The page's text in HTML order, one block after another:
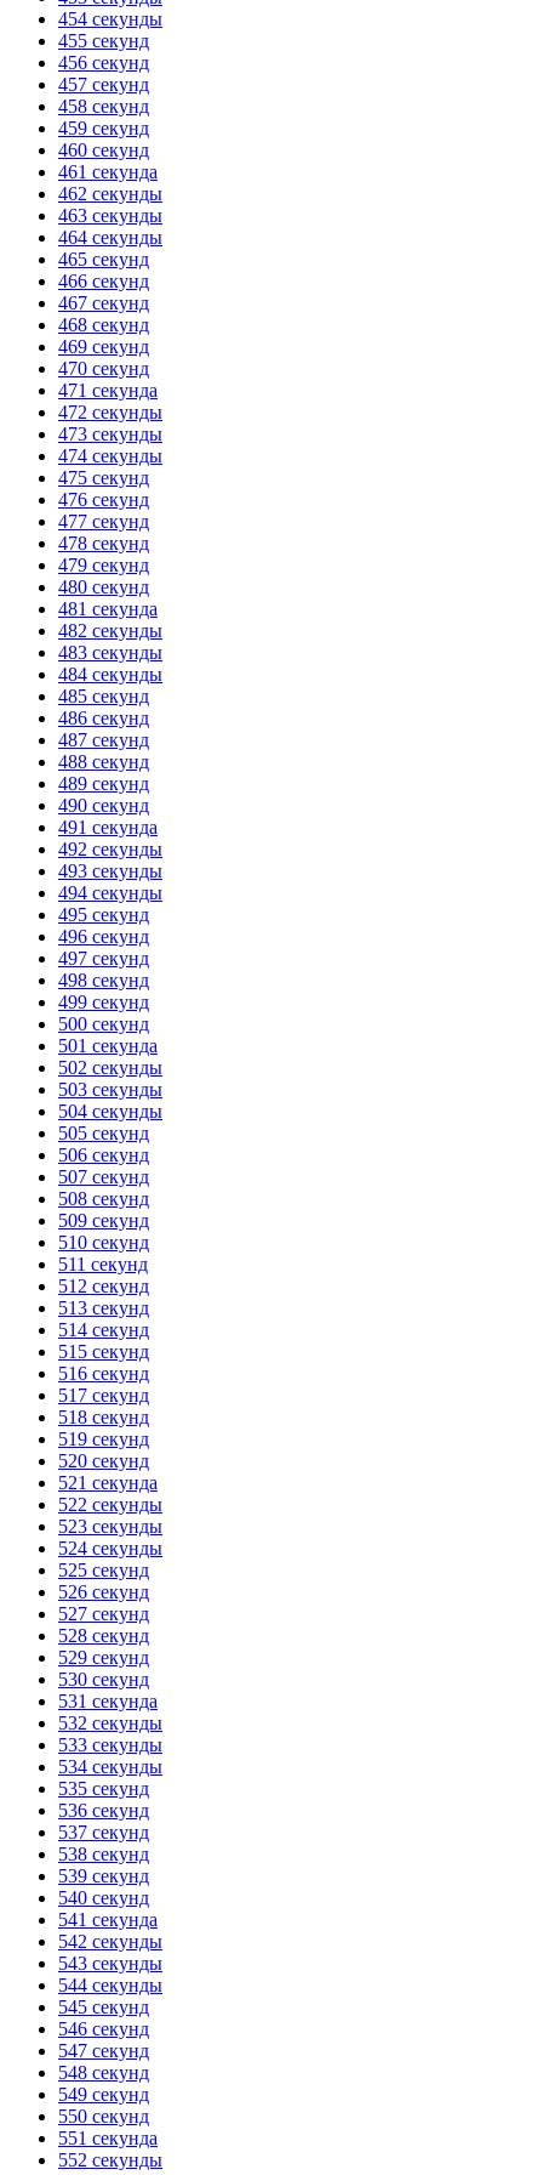
454 секунды
455 секунд
456 секунд
457 секунд
458 секунд
459 секунд
460 секунд
461 секунда
462 секунды
463 секунды
464 секунды
465 секунд
466 секунд
467 секунд
468 секунд
469 секунд
470 секунд
471 секунда
472 секунды
473 секунды
474 секунды
475 секунд
476 секунд
477 секунд
478 секунд
479 секунд
480 секунд
481 секунда
482 секунды
483 секунды
484 секунды
485 секунд
486 секунд
487 секунд
488 секунд
489 секунд
490 секунд
491 секунда
492 секунды
493 секунды
494 секунды
495 секунд
496 секунд
497 секунд
498 секунд
499 секунд
500 секунд
501 секунда
502 секунды
503 секунды
504 секунды
505 секунд
506 секунд
507 секунд
508 секунд
509 секунд
510 секунд
511 секунд
512 секунд
513 секунд
514 секунд
515 секунд
516 секунд
517 секунд
518 секунд
519 секунд
520 секунд
521 секунда
522 секунды
523 секунды
524 секунды
525 секунд
526 секунд
527 секунд
528 секунд
529 секунд
530 секунд
531 секунда
532 секунды
533 секунды
534 секунды
535 секунд
536 секунд
537 секунд
538 секунд
539 секунд
540 секунд
541 секунда
542 секунды
543 секунды
544 секунды
545 секунд
546 секунд
547 секунд
548 секунд
549 секунд
550 секунд
551 секунда
552 секунды